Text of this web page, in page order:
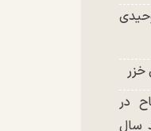
خزر
در
سال